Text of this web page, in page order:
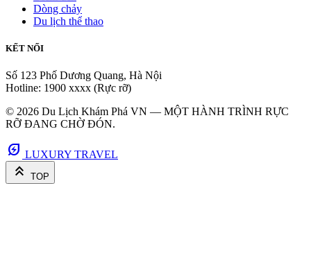
Dòng chảy
Du lịch thể thao
KẾT NỐI
Số 123 Phố Dương Quang, Hà Nội
Hotline: 1900 xxxx (Rực rỡ)
© 2026 Du Lịch Khám Phá VN — MỘT HÀNH TRÌNH RỰC
RỠ ĐANG CHỜ ĐÓN.
energy_savings_leaf LUXURY TRAVEL
keyboard_double_arrow_up TOP